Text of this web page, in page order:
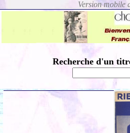
Recherche d'un